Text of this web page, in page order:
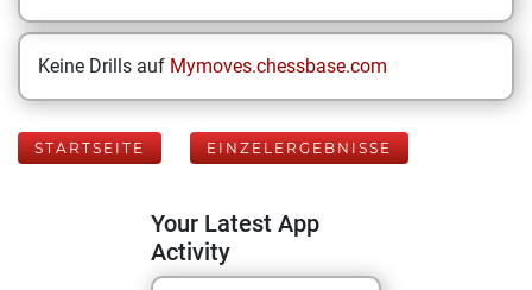
Keine Drills auf Mymoves.chessbase.com
STARTSEITE EINZELERGEBNISSE
Your Latest App
Activity